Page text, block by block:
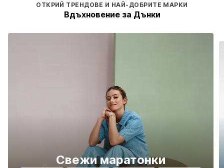
ОТКРИЙ ТРЕНДОВЕ И НАЙ-ДОБРИТЕ МАРКИ
Вдъхновение за Дънки
Свежи маратонки